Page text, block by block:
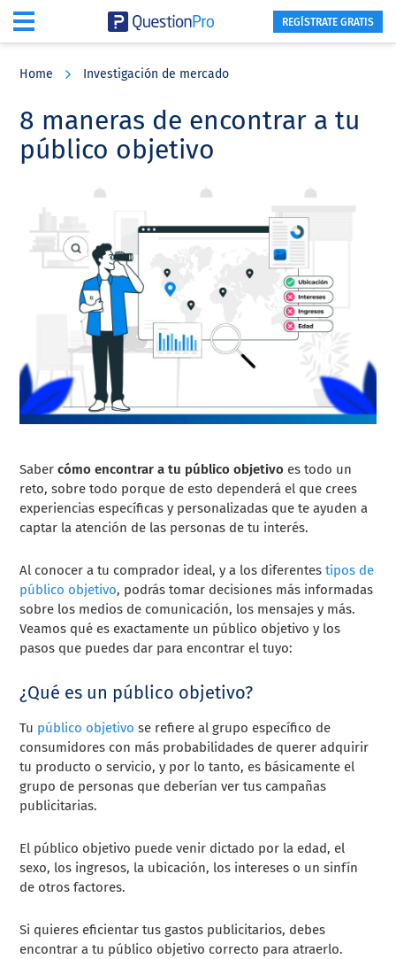
content
sidebar
REGÍSTRATE GRATIS
Home Investigación de mercado
8 maneras de encontrar a tu
público objetivo
Sabercómo encontrar a tu público objetivo es todo un
reto, sobre todo porque de esto dependerá el que crees
experiencias específicas y personalizadas que te ayuden a
captar la atención de las personas de tu interés.
Al conocer a tu comprador ideal, y a los diferentestipos de
público objetivo, podrás tomar decisiones más informadas
sobre los medios de comunicación, los mensajes y más.
Veamos qué es exactamente un público objetivo y los
pasos que puedes dar para encontrar el tuyo:
¿Qué es un público objetivo?
Tu público objetivo se refiere al grupo específico de
consumidores con más probabilidades de querer adquirir
tu producto o servicio, y por lo tanto, es básicamente el
grupo de personas que deberían ver tus campañas
publicitarias.
El público objetivo puede venir dictado por la edad, el
sexo, los ingresos, la ubicación, los intereses o un sinfín
de otros factores.
Si quieres eficientar tus gastos publicitarios, debes
encontrar a tu público objetivo correcto para atraerlo.